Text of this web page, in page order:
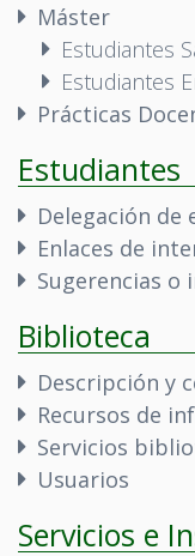
Máster
Estudiantes
Estudiantes
Prácticas
Estudiantes
Delegación de
Enlaces de
Sugerencias o
Biblioteca
Descripción y
Recursos de
Servicios
Usuarios
Servicios e